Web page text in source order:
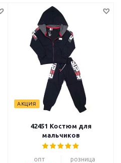
АКЦИЯ
42451 Костюм для
мальчиков
опт розница